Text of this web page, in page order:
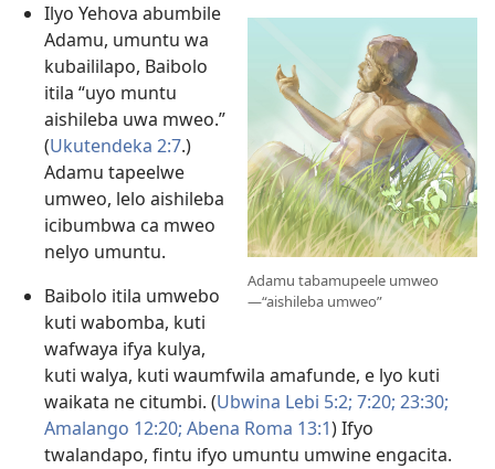
Adamu tabamupeele umweo
—“aishileba umweo”
Ilyo Yehova abumbile
Adamu, umuntu wa
kubaililapo, Baibolo
itila “uyo muntu
aishileba uwa mweo.”
(Ukutendeka 2:7.)
Adamu tapeelwe
umweo, lelo aishileba
icibumbwa ca mweo
nelyo umuntu.
Baibolo itila umwebo
kuti wabomba, kuti
wafwaya ifya kulya,
kuti walya, kuti waumfwila amafunde, e lyo kuti
waikata ne citumbi. (Ubwina Lebi 5:2; 7:20; 23:30;
Amalango 12:20; Abena Roma 13:1) Ifyo
twalandapo, fintu ifyo umuntu umwine engacita.